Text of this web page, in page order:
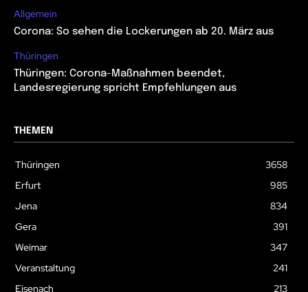
Allgemein
Corona: So sehen die Lockerungen ab 20. März aus
Thüringen
Thüringen: Corona-Maßnahmen beendet,
Landesregierung spricht Empfehlungen aus
THEMEN
Thüringen
3658
Erfurt
985
Jena
834
Gera
391
Weimar
347
Veranstaltung
241
Eisenach
213